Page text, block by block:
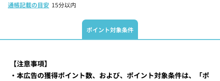
通帳記載の目安 15分以内
ポイント対象条件
【注意事項】
・本広告の獲得ポイント数、および、ポイント対象条件は、「ポ